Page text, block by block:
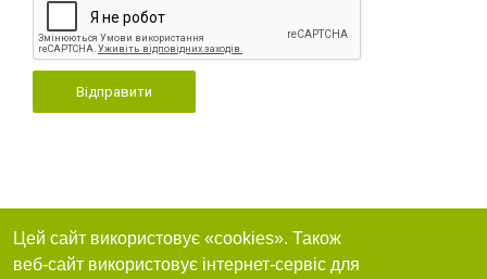
Відправити
Цей сайт використовує «cookies». Також
веб-сайт використовує інтернет-сервіс для